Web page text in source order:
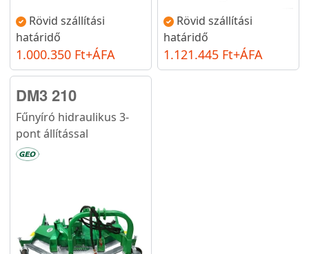
Rövid szállítási
határidő
1.000.350 Ft+ÁFA
Rövid szállítási
határidő
1.121.445 Ft+ÁFA
DM3 210
Fűnyíró hidraulikus 3-
pont állítással